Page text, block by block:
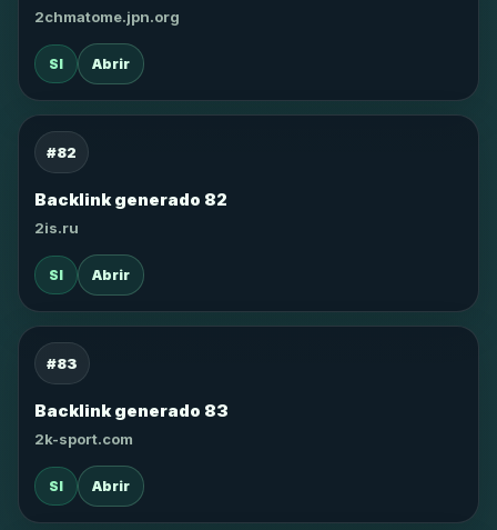
2chmatome.jpn.org
SI Abrir
#82
Backlink generado 82
2is.ru
SI Abrir
#83
Backlink generado 83
2k-sport.com
SI Abrir